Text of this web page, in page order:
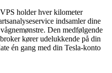
holder hver kilometer
indsamler dine
Den medfølgende
kører udelukkende på din
én gang med din Tesla-konto